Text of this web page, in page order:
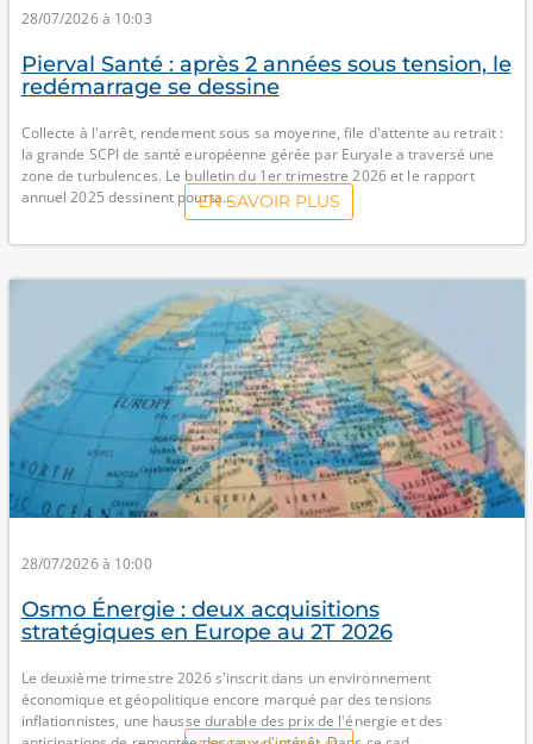
28/07/2026 à 10:03
Pierval Santé : après 2 années sous tension, le
redémarrage se dessine
Collecte à l'arrêt, rendement sous sa moyenne, file d'attente au retrait :
la grande SCPI de santé européenne gérée par Euryale a traversé une
zone de turbulences. Le bulletin du 1er trimestre 2026 et le rapport
annuel 2025 dessinent pourta...EN SAVOIR PLUS
28/07/2026 à 10:00
Osmo Énergie : deux acquisitions
stratégiques en Europe au 2T 2026
Le deuxième trimestre 2026 s'inscrit dans un environnement
économique et géopolitique encore marqué par des tensions
inflationnistes, une hausse durable des prix de l'énergie et des